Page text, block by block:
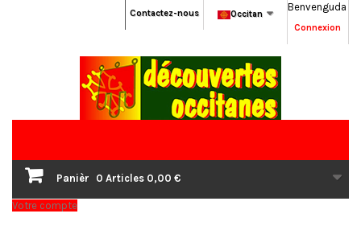
Benvenguda
Connexion
Occitan
Contactez-nous
Panièr 0 Articles 0,00 €
Votre compte